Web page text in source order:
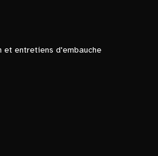
et entretiens d'embauche